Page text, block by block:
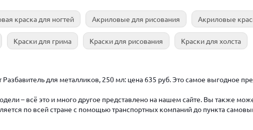
краска для ногтей Акриловые для рисования Акриловые
Краски для грима Краски для рисования Краски для холста
для металликов, 250 мл: цена 635 руб. Это самое выгодное
– всё это и много другое представлено на нашем сайте. Вы также
по всей стране с помощью транспортных компаний до пункта